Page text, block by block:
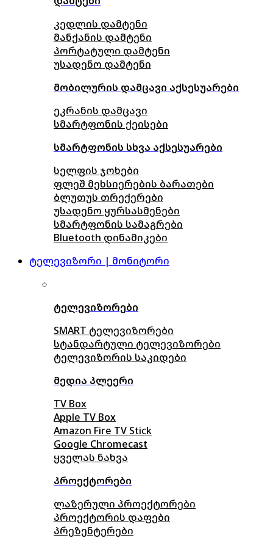
კედლის დამტენი
მანქანის დამტენი
პორტატული დამტენი
უსადენო დამტენი
მობილურის დამცავი აქსესუარები
ეკრანის დამცავი
სმარტფონის ქეისები
სმარტფონის სხვა აქსესუარები
სელფის ჯოხები
ფლეშ მეხსიერების ბარათები
ბლუთუს თრექერები
უსადენო ყურსასმენები
სმარტფონის სამაგრები
Bluetooth დინამიკები
ტელევიზორი | მონიტორი
ტელევიზორები
SMART ტელევიზორები
სტანდარტული ტელევიზორები
ტელევიზორის საკიდები
მედია პლეერი
TV Box
Apple TV Box
Amazon Fire TV Stick
Google Chromecast
ყველას ნახვა
პროექტორები
ლაზერული პროექტორები
პროექტორის დაფები
პრეზენტერები